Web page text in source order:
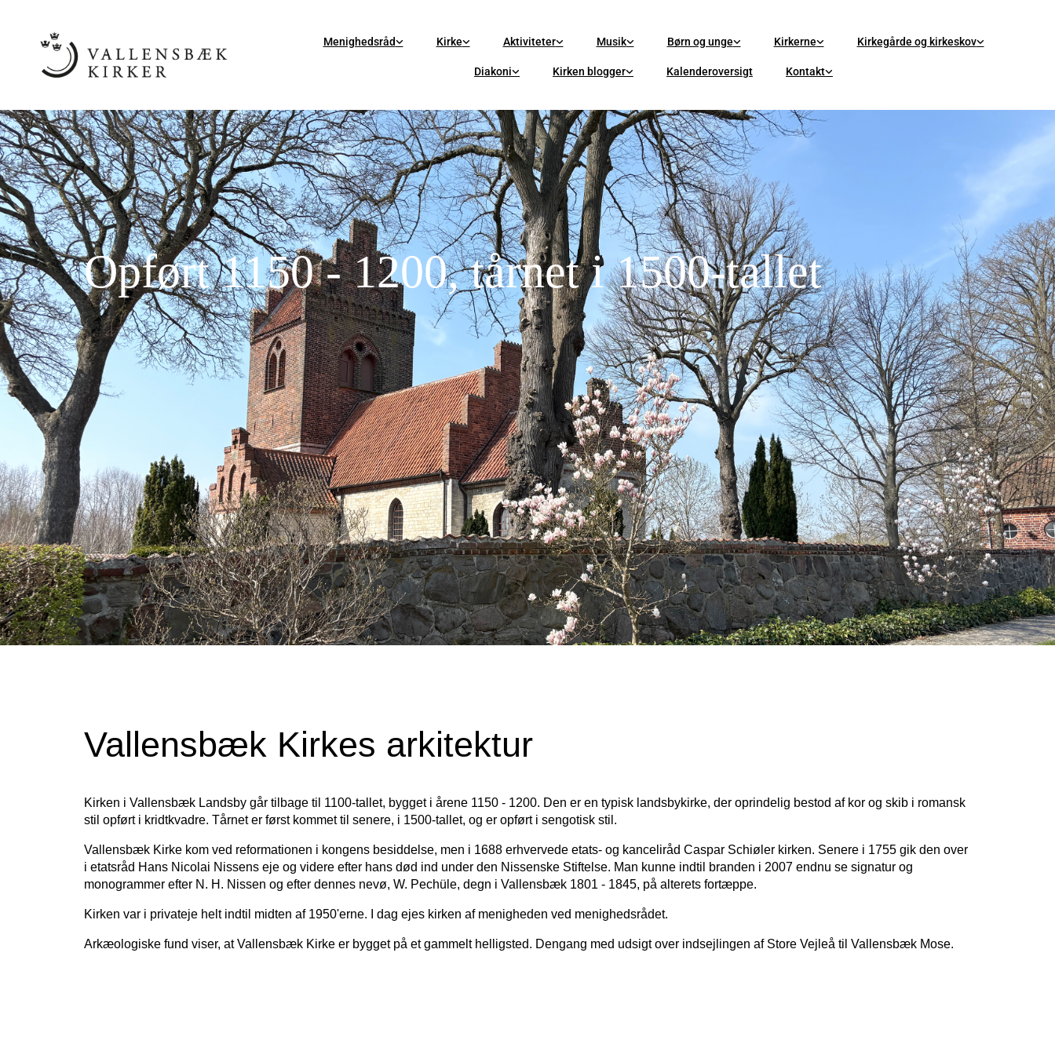
Menighedsråd Kirke Aktiviteter Musik Børn og unge Kirkerne Kirkegårde og kirkeskov
Diakoni Kirken blogger Kalenderoversigt Kontakt
Opført 1150 - 1200, tårnet i 1500-tallet
Vallensbæk Kirkes arkitektur
Kirken i Vallensbæk Landsby går tilbage til 1100-tallet, bygget i årene 1150 - 1200. Den er en typisk landsbykirke, der oprindelig bestod af kor og skib i romansk
stil opført i kridtkvadre. Tårnet er først kommet til senere, i 1500-tallet, og er opført i sengotisk stil.
Vallensbæk Kirke kom ved reformationen i kongens besiddelse, men i 1688 erhvervede etats- og kanceliråd Caspar Schiøler kirken. Senere i 1755 gik den over
i etatsråd Hans Nicolai Nissens eje og videre efter hans død ind under den Nissenske Stiftelse. Man kunne indtil branden i 2007 endnu se signatur og
monogrammer efter N. H. Nissen og efter dennes nevø, W. Pechüle, degn i Vallensbæk 1801 - 1845, på alterets fortæppe.
Kirken var i privateje helt indtil midten af 1950'erne. I dag ejes kirken af menigheden ved menighedsrådet.
Arkæologiske fund viser, at Vallensbæk Kirke er bygget på et gammelt helligsted. Dengang med udsigt over indsejlingen af Store Vejleå til Vallensbæk Mose.